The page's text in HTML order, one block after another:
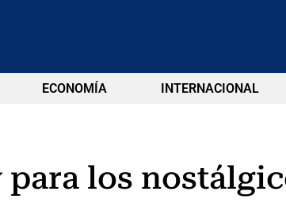
ECONOMÍA INTERNACIONAL
para los